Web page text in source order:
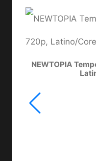
NEWTOPIA